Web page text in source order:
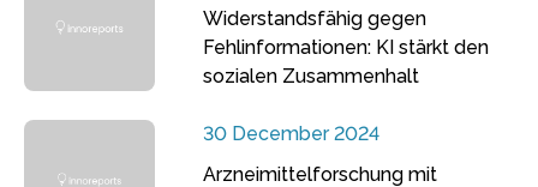
Widerstandsfähig gegen
Fehlinformationen: KI stärkt den
sozialen Zusammenhalt
30 December 2024
Arzneimittelforschung mit